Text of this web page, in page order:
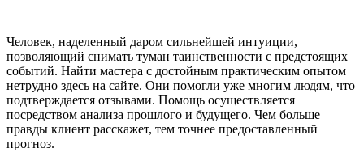
Человек, наделенный даром сильнейшей интуиции,
позволяющий снимать туман таинственности с предстоящих
событий. Найти мастера с достойным практическим опытом
нетрудно здесь на сайте. Они помогли уже многим людям, что
подтверждается отзывами. Помощь осуществляется
посредством анализа прошлого и будущего. Чем больше
правды клиент расскажет, тем точнее предоставленный
прогноз.